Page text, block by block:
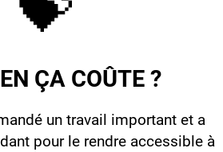
ÇA COÛTE ?
un travail important et a
pour le rendre accessible à